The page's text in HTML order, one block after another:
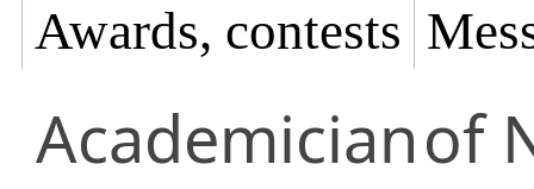
Awards, contests
Academicianof